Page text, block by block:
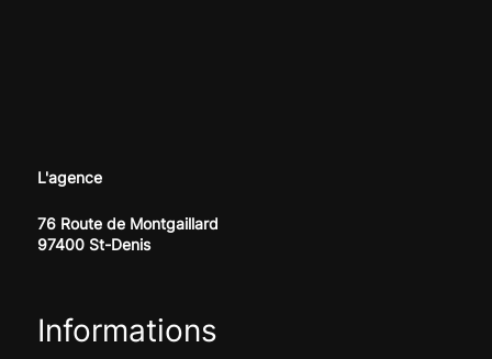
L'agence
76 Route de Montgaillard
97400 St-Denis
Informations